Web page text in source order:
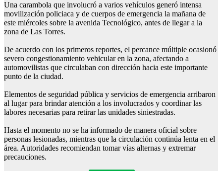
Una carambola que involucró a varios vehículos generó intensa
movilización policiaca y de cuerpos de emergencia la mañana de
este miércoles sobre la avenida Tecnológico, antes de llegar a la
zona de Las Torres.
De acuerdo con los primeros reportes, el percance múltiple ocasionó
severo congestionamiento vehicular en la zona, afectando a
automovilistas que circulaban con dirección hacia este importante
punto de la ciudad.
Elementos de seguridad pública y servicios de emergencia arribaron
al lugar para brindar atención a los involucrados y coordinar las
labores necesarias para retirar las unidades siniestradas.
Hasta el momento no se ha informado de manera oficial sobre
personas lesionadas, mientras que la circulación continúa lenta en el
área. Autoridades recomiendan tomar vías alternas y extremar
precauciones.